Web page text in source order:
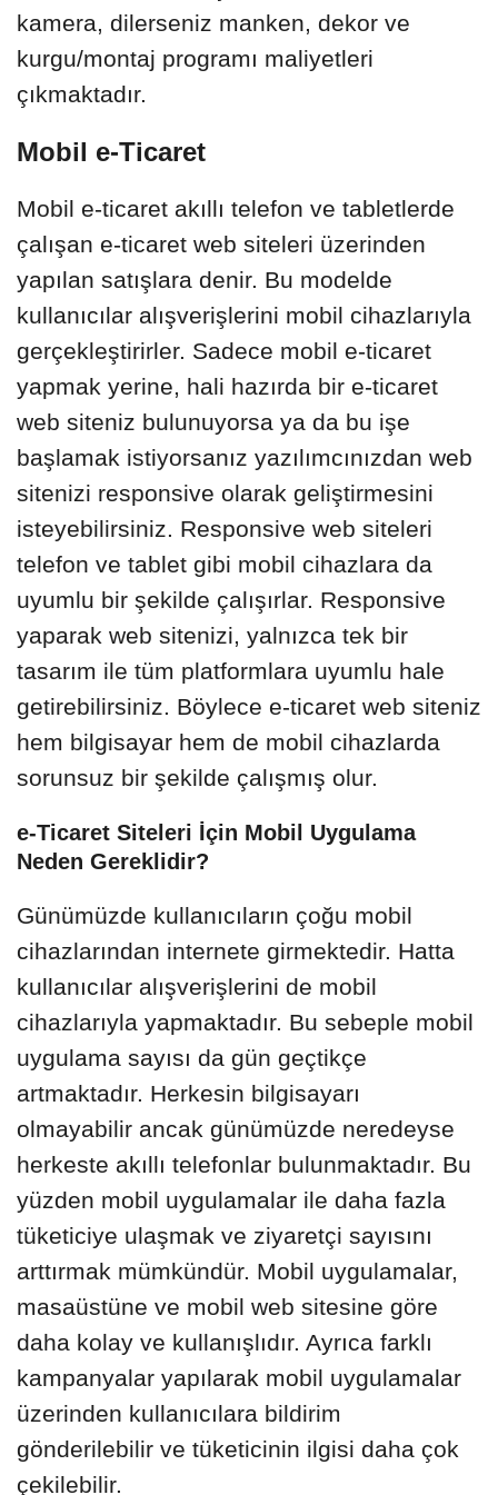
kamera, dilerseniz manken, dekor ve
kurgu/montaj programı maliyetleri
çıkmaktadır.
Mobil e-Ticaret
Mobil e-ticaret akıllı telefon ve tabletlerde
çalışan e-ticaret web siteleri üzerinden
yapılan satışlara denir. Bu modelde
kullanıcılar alışverişlerini mobil cihazlarıyla
gerçekleştirirler. Sadece mobil e-ticaret
yapmak yerine, hali hazırda bir e-ticaret
web siteniz bulunuyorsa ya da bu işe
başlamak istiyorsanız yazılımcınızdan web
sitenizi responsive olarak geliştirmesini
isteyebilirsiniz. Responsive web siteleri
telefon ve tablet gibi mobil cihazlara da
uyumlu bir şekilde çalışırlar. Responsive
yaparak web sitenizi, yalnızca tek bir
tasarım ile tüm platformlara uyumlu hale
getirebilirsiniz. Böylece e-ticaret web siteniz
hem bilgisayar hem de mobil cihazlarda
sorunsuz bir şekilde çalışmış olur.
e-Ticaret Siteleri İçin Mobil Uygulama
Neden Gereklidir?
Günümüzde kullanıcıların çoğu mobil
cihazlarından internete girmektedir. Hatta
kullanıcılar alışverişlerini de mobil
cihazlarıyla yapmaktadır. Bu sebeple mobil
uygulama sayısı da gün geçtikçe
artmaktadır. Herkesin bilgisayarı
olmayabilir ancak günümüzde neredeyse
herkeste akıllı telefonlar bulunmaktadır. Bu
yüzden mobil uygulamalar ile daha fazla
tüketiciye ulaşmak ve ziyaretçi sayısını
arttırmak mümkündür. Mobil uygulamalar,
masaüstüne ve mobil web sitesine göre
daha kolay ve kullanışlıdır. Ayrıca farklı
kampanyalar yapılarak mobil uygulamalar
üzerinden kullanıcılara bildirim
gönderilebilir ve tüketicinin ilgisi daha çok
çekilebilir.